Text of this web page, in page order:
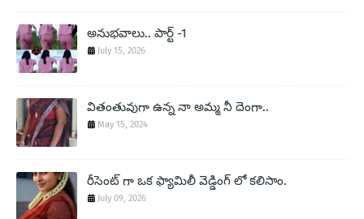
అనుభవాలు.. పార్ట్ -1
July 15, 2026
వితంతువుగా ఉన్న నా అమ్మ నీ దెంగా..
May 15, 2024
రీసెంట్ గా ఒక ఫ్యామిలీ వెడ్డింగ్ లో కలిసాం.
July 09, 2026